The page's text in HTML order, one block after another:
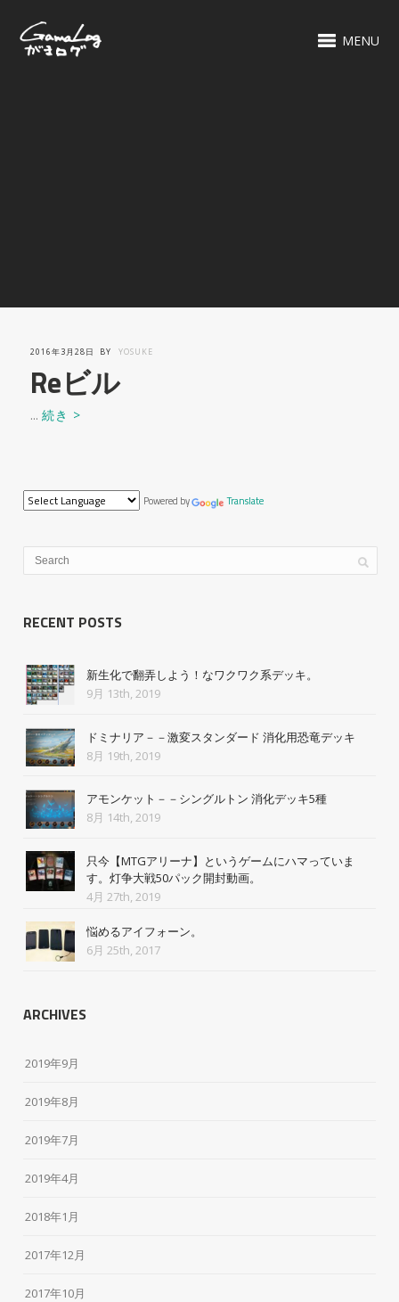
MENU
2016年3月28日 BY YOSUKE
Reビル
...続き >
Powered by Translate
RECENT POSTS
新生化で翻弄しよう！なワクワク系デッキ。
9月 13th, 2019
ドミナリア－－激変スタンダード 消化用恐竜デッキ
8月 19th, 2019
アモンケット－－シングルトン 消化デッキ5種
8月 14th, 2019
只今【MTGアリーナ】というゲームにハマっていま
す。灯争大戦50パック開封動画。
4月 27th, 2019
悩めるアイフォーン。
6月 25th, 2017
ARCHIVES
2019年9月
2019年8月
2019年7月
2019年4月
2018年1月
2017年12月
2017年10月